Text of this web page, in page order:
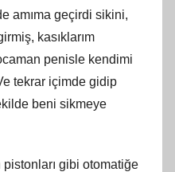
amıma geçirdi sikini,
kasıklarım
penisle kendimi
tekrar içimde gidip
beni sikmeye
gibi otomatiğe